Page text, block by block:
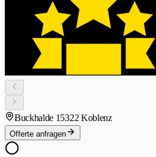
Buckhalde 15322 Koblenz
Offerte anfragen